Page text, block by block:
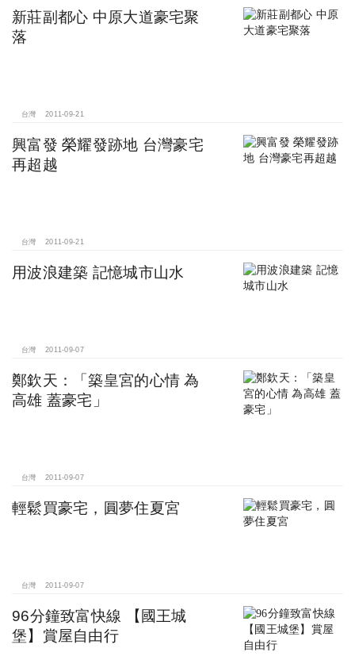
新莊副都心 中原大道豪宅聚
落
台灣 2011-09-21
興富發 榮耀發跡地 台灣豪宅
再超越
台灣 2011-09-21
用波浪建築 記憶城市山水
台灣 2011-09-07
鄭欽天：「築皇宮的心情 為
高雄 蓋豪宅」
台灣 2011-09-07
輕鬆買豪宅，圓夢住夏宮
台灣 2011-09-07
96分鐘致富快線 【國王城
堡】賞屋自由行